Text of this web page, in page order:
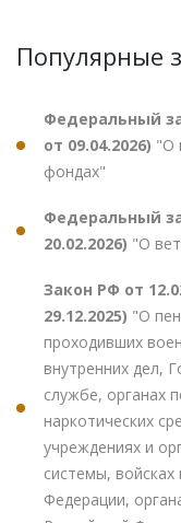
Популярные
Федеральный
от 09.04.2026) "О
фондах"
Федеральный
20.02.2026) "О
Закон РФ от
29.12.2025) "О
проходивших
внутренних дел,
службе, органах
наркотических
учреждениях и
системы, войсках
Федерации,